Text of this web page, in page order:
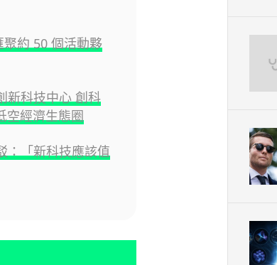
約 50 個活動夥
新科技中心 創科
空經濟生態圈
「新科技應該值